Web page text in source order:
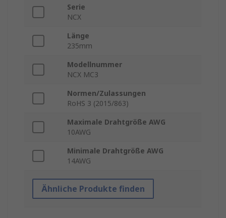
Serie
NCX
Länge
235mm
Modellnummer
NCX MC3
Normen/Zulassungen
RoHS 3 (2015/863)
Maximale Drahtgröße AWG
10AWG
Minimale Drahtgröße AWG
14AWG
Ähnliche Produkte finden